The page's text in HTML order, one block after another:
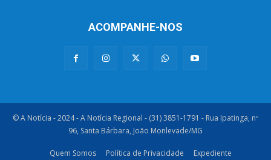
ACOMPANHE-NOS
© A Notícia - 2024 - A Notícia Regional - (31) 3851-1791 - Rua Ipatinga, nº
96, Santa Bárbara, João Monlevade/MG
Quem Somos Política de Privacidade Expediente